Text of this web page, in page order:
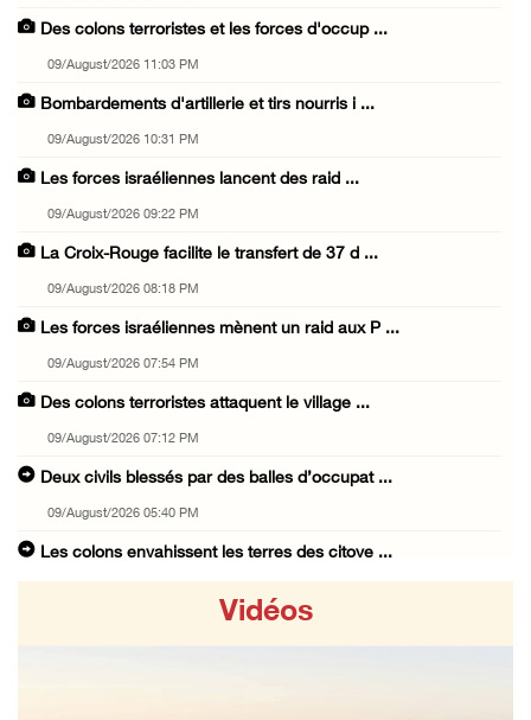
Des colons terroristes et les forces d'occup ...
09/August/2026 11:03 PM
Bombardements d'artillerie et tirs nourris i ...
09/August/2026 10:31 PM
Les forces israéliennes lancent des raid ...
09/August/2026 09:22 PM
La Croix-Rouge facilite le transfert de 37 d ...
09/August/2026 08:18 PM
Les forces israéliennes mènent un raid aux P ...
09/August/2026 07:54 PM
Des colons terroristes attaquent le village ...
09/August/2026 07:12 PM
Deux civils blessés par des balles d’occupat ...
09/August/2026 05:40 PM
Les colons envahissent les terres des citoye ...
Vidéos